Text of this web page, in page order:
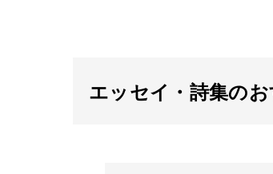
エッセイ・詩集の